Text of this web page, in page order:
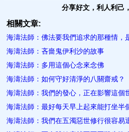
分享好文，利人利己
相關文章:
海濤法師：佛法要我們追求的那種情，
海濤法師：吝嗇鬼伊利沙的故事
海濤法師：多用這個心念來念佛
海濤法師：如何守好清淨的八關齋戒？
海濤法師：我們的發心，正在影響這個
海濤法師：最好每天早上起來能打坐半
海濤法師：我們在五濁惡世修行很容易